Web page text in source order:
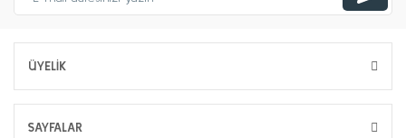
ÜYELİK
SAYFALAR